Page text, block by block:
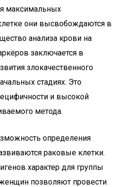
максимальных
они высвобождаются в
анализа крови на
заключается в
злокачественного
стадиях. Это
и высокой
метода.
определения
раковые клетки.
характер для группы
позволяют провести